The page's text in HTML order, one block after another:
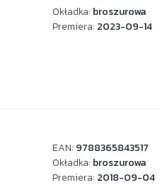
Okładka: broszurowa
Premiera: 2023-09-14
EAN: 9788365843517
Okładka: broszurowa
Premiera: 2018-09-04